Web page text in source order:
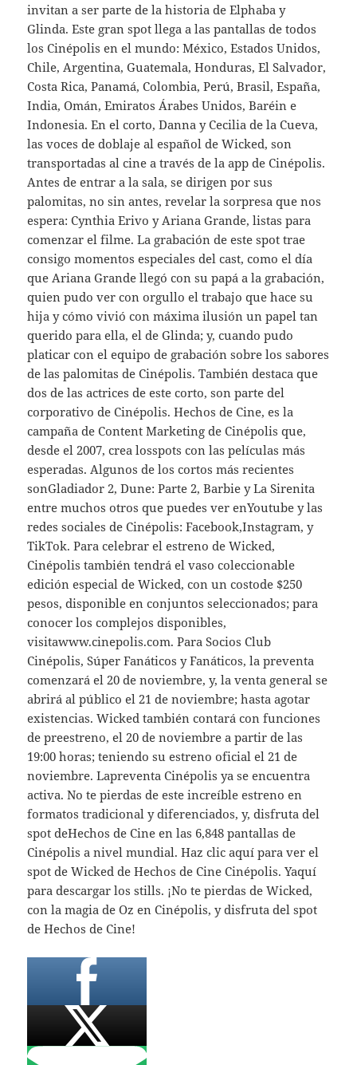
invitan a ser parte de la historia de Elphaba y
Glinda. Este gran spot llega a las pantallas de todos
los Cinépolis en el mundo: México, Estados Unidos,
Chile, Argentina, Guatemala, Honduras, El Salvador,
Costa Rica, Panamá, Colombia, Perú, Brasil, España,
India, Omán, Emiratos Árabes Unidos, Baréin e
Indonesia. En el corto, Danna y Cecilia de la Cueva,
las voces de doblaje al español de Wicked, son
transportadas al cine a través de la app de Cinépolis.
Antes de entrar a la sala, se dirigen por sus
palomitas, no sin antes, revelar la sorpresa que nos
espera: Cynthia Erivo y Ariana Grande, listas para
comenzar el filme. La grabación de este spot trae
consigo momentos especiales del cast, como el día
que Ariana Grande llegó con su papá a la grabación,
quien pudo ver con orgullo el trabajo que hace su
hija y cómo vivió con máxima ilusión un papel tan
querido para ella, el de Glinda; y, cuando pudo
platicar con el equipo de grabación sobre los sabores
de las palomitas de Cinépolis. También destaca que
dos de las actrices de este corto, son parte del
corporativo de Cinépolis. Hechos de Cine, es la
campaña de Content Marketing de Cinépolis que,
desde el 2007, crea losspots con las películas más
esperadas. Algunos de los cortos más recientes
sonGladiador 2, Dune: Parte 2, Barbie y La Sirenita
entre muchos otros que puedes ver enYoutube y las
redes sociales de Cinépolis: Facebook,Instagram, y
TikTok. Para celebrar el estreno de Wicked,
Cinépolis también tendrá el vaso coleccionable
edición especial de Wicked, con un costode $250
pesos, disponible en conjuntos seleccionados; para
conocer los complejos disponibles,
visitawww.cinepolis.com. Para Socios Club
Cinépolis, Súper Fanáticos y Fanáticos, la preventa
comenzará el 20 de noviembre, y, la venta general se
abrirá al público el 21 de noviembre; hasta agotar
existencias. Wicked también contará con funciones
de preestreno, el 20 de noviembre a partir de las
19:00 horas; teniendo su estreno oficial el 21 de
noviembre. Lapreventa Cinépolis ya se encuentra
activa. No te pierdas de este increíble estreno en
formatos tradicional y diferenciados, y, disfruta del
spot deHechos de Cine en las 6,848 pantallas de
Cinépolis a nivel mundial. Haz clic aquí para ver el
spot de Wicked de Hechos de Cine Cinépolis. Yaquí
para descargar los stills. ¡No te pierdas de Wicked,
con la magia de Oz en Cinépolis, y disfruta del spot
de Hechos de Cine!